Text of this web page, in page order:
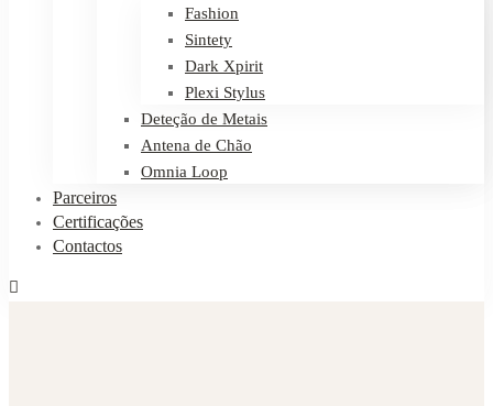
Fashion
Sintety
Dark Xpirit
Plexi Stylus
Deteção de Metais
Antena de Chão
Omnia Loop
Parceiros
Certificações
Contactos